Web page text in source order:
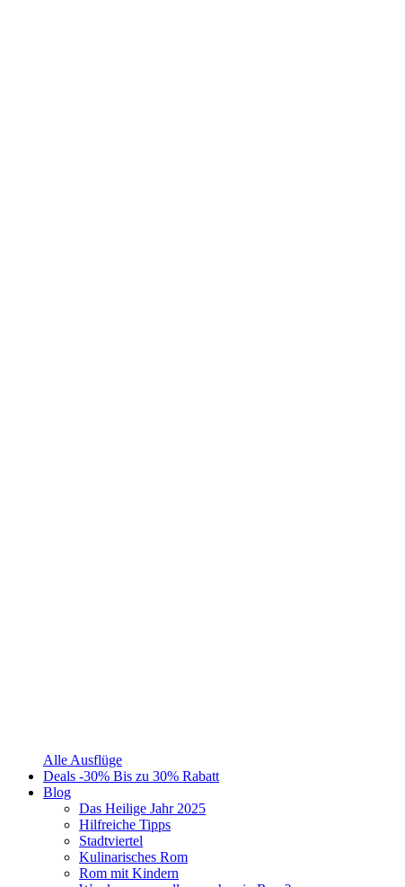
Alle Ausflüge
Deals -30% Bis zu 30% Rabatt
Blog
Das Heilige Jahr 2025
Hilfreiche Tipps
Stadtviertel
Kulinarisches Rom
Rom mit Kindern